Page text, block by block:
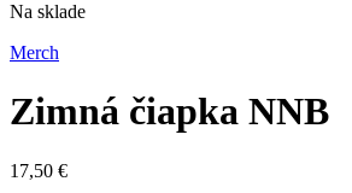
Na sklade
Merch
Zimná čiapka NNB
17,50 €